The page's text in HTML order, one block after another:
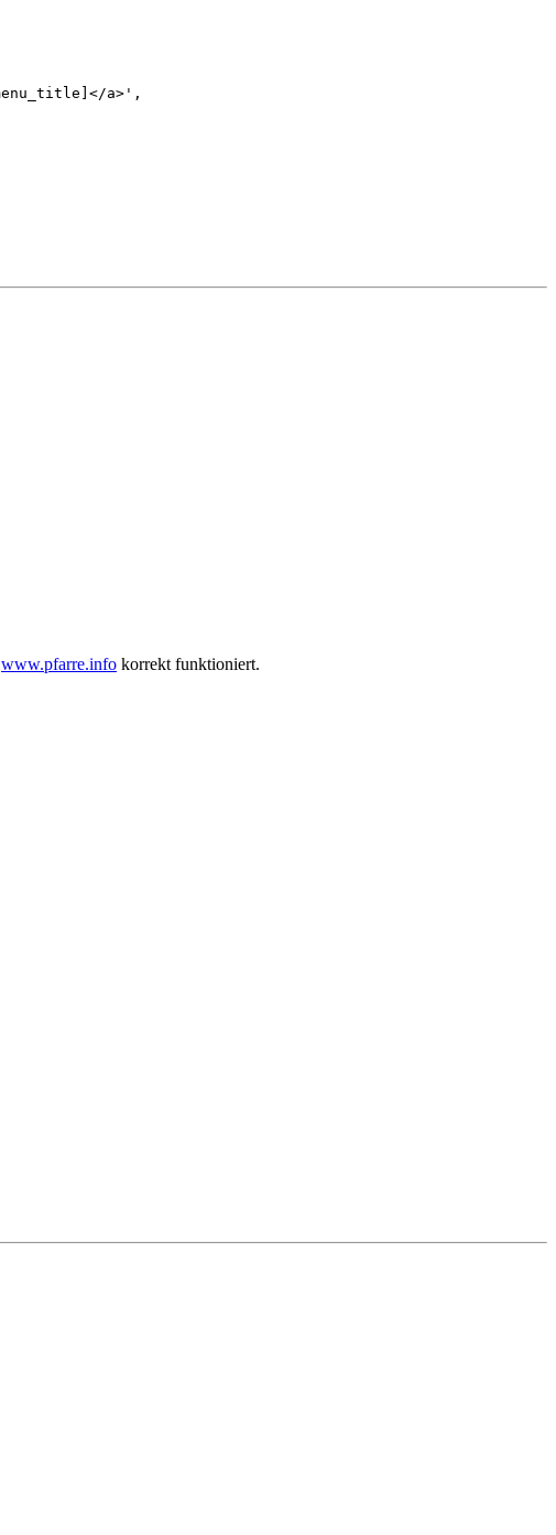
www.pfarre.info korrekt funktioniert.